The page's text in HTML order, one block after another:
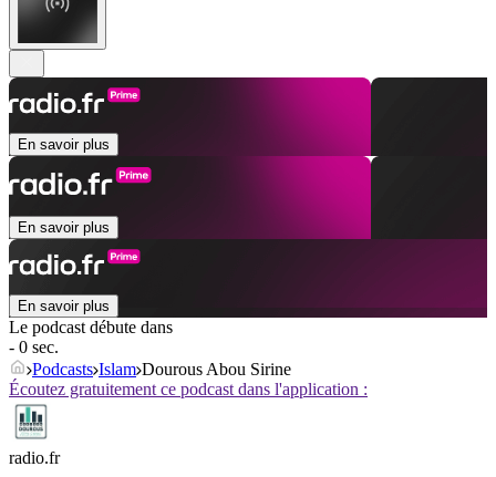
En savoir plus
En savoir plus
En savoir plus
Le podcast débute dans
- 0 sec.
Podcasts Islam Dourous Abou Sirine
Écoutez gratuitement ce podcast dans l'application :
radio.fr